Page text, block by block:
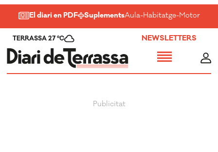
El diari en PDF SuplementsAula-Habitatge-Motor-
TERRASSA 27 ºC NEWSLETTERS